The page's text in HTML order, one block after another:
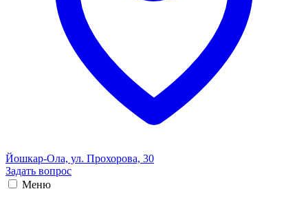
Йошкар-Ола, ул. Прохорова, 30
Задать вопрос
Меню